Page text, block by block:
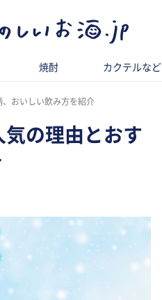
焼酎 カクテルなど
おいしい飲み方を紹介
の理由とおす